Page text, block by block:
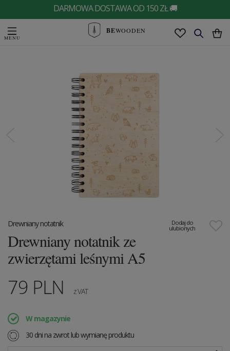
DARMOWA DOSTAWA OD 150 ZŁ 🚚
BEWOODEN
Dodaj do
ulubionych
Drewniany notatnik
Drewniany notatnik ze
zwierzętami leśnymi A5
79 PLN z VAT
W magazynie
30 dni na zwrot lub wymianę produktu